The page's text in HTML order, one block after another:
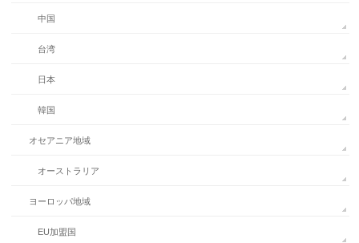
中国
台湾
日本
韓国
オセアニア地域
オーストラリア
ヨーロッパ地域
EU加盟国